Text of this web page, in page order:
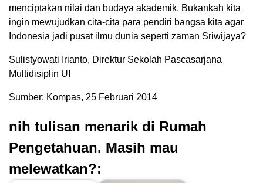
menciptakan nilai dan budaya akademik. Bukankah kita
ingin mewujudkan cita-cita para pendiri bangsa kita agar
Indonesia jadi pusat ilmu dunia seperti zaman Sriwijaya?
Sulistyowati Irianto, Direktur Sekolah Pascasarjana
Multidisiplin UI
Sumber: Kompas, 25 Februari 2014
nih tulisan menarik di Rumah
Pengetahuan. Masih mau
melewatkan?: